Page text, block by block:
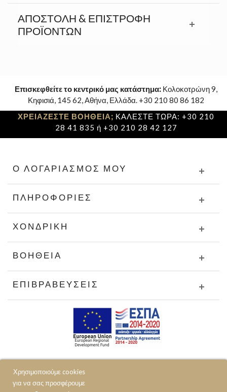
Χρησιμοποιούμε cookies
για να σας προσφέρουμε
ΑΠΟΣΤΟΛΉ & ΕΠΙΣΤΡΟΦΉ
ΠΡΟΪΟΝΤΩΝ
Επισκεφθείτε το κεντρικό μας κατάστημα: Κολοκοτρώνη 9,
Κηφισιά, 145 62, Αθήνα, Ελλάδα. +30 210 80 86 182
ΧΡΕΙΑΖΕΣΤΕ ΒΟΗΘΕΙΑ; ΚΑΛΕΣΤΕ ΤΩΡΑ: +30 210
28 41 835 ή +30 210 28 42 127
Ο ΛΟΓΑΡΙΑΣΜΌΣ ΜΟΥ
ΠΛΗΡΟΦΟΡΊΕΣ
ΧΟΝΔΡΙΚΉ
ΒΟΉΘΕΙΑ
ΕΠΙΒΡΑΒΕΎΣΕΙΣ